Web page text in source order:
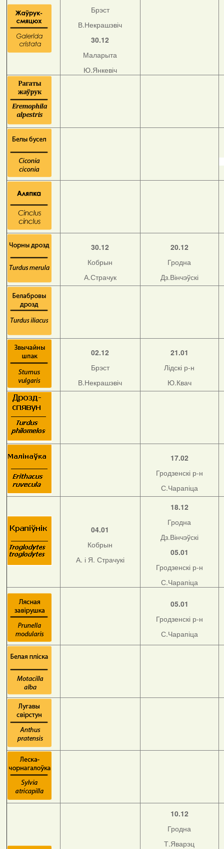
Брэст
В.Некрашэвіч
30.12
Маларыта
Ю.Янкевіч
30.12
Кобрын
А.Страчук
20.12
Гродна
Дз.Вінчэўскі
02.12
Брэст
В.Некрашэвіч
21.01
Лідскі р-н
Ю.Квач
17.02
Гродзенскі р-н
С.Чарапіца
04.01
Кобрын
А. і Я. Страчукі
18.12
Гродна
Дз.Вінчэўскі
05.01
Гродзенскі р-н
С.Чарапіца
05.01
Гродзенскі р-н
С.Чарапіца
10.12
Гродна
Т.Яварэц